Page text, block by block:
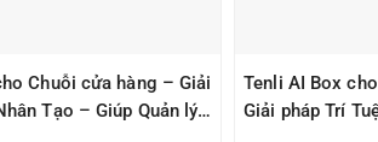
Chuỗi cửa hàng – Giải
Tạo – Giúp Quản lý
Tenli AI Box
Giải pháp Trí